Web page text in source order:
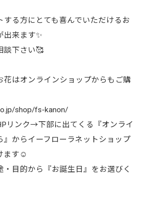
する方にとても喜んでいただけるお
出来ます✨
談下さい🥰
花はオンラインショップからもご購
shop/fs-kanon/
リンク→下部に出てくる『オンライ
』からイーフローラネットショップ
ます☺︎
・目的から『お誕生日』をお選びく